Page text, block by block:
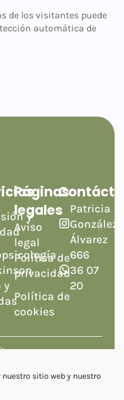
sitio web y nuestro
de los visitantes puede
automática de
y
y
Páginas
legales
Aviso
legal
Política de
privacidad
Política de
cookies
Patricia
González
Álvarez
666
36 07
20